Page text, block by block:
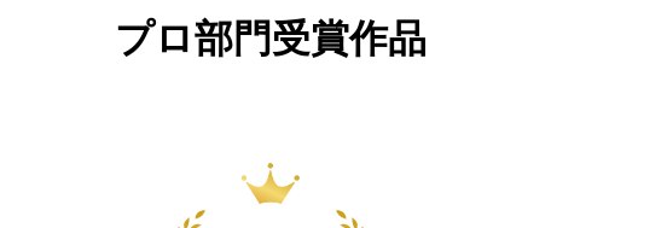
プロ部門受賞作品